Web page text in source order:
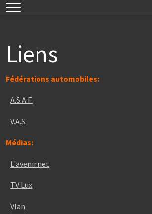
Mobile Menu Toggle
Liens
Fédérations automobiles:
A.S.A.F.
V.A.S.
Médias:
L'avenir.net
TV Lux
Vlan